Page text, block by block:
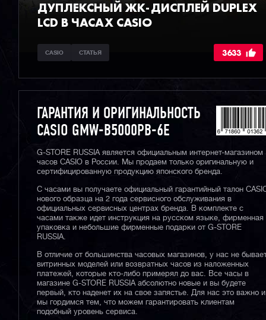
ДУПЛЕКСНЫЙ ЖК-ДИСПЛЕЙ DUPLEX
LCD В ЧАСАХ CASIO
CASIO СТАТЬЯ 3633
ГАРАНТИЯ И ОРИГИНАЛЬНОСТЬ
CASIO GMW-B5000PB-6E
G-STORE RUSSIA является официальным интернет-магазином
часов CASIO в России. Мы продаем только оригинальную и
сертифицированную продукцию японского бренда.
С часами вы получаете официальный гарантийный талон
нового образца на 2 года сервисного обслуживания в
официальных сервисных центрах бренда. В комплекте с
часами также идет инструкция на русском языке, фирменная
упаковка и небольшие фирменные подарки от G-STORE
RUSSIA.
В отличие от большинства часовых магазинов, у нас не
витринных моделей или возвратных часов из наложенных
платежей, которые кто-либо примерял до вас. Все часы в
магазине G-STORE RUSSIA абсолютно новые и вы будете
первый, кто наденет их на свое запястье. Для нас это важно и
мы гордимся тем, что можем гарантировать клиентам
подобный уровень сервиса.